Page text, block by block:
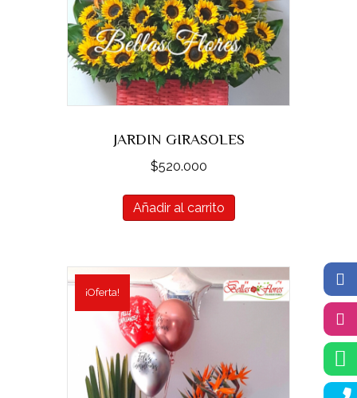
JARDIN GIRASOLES
$520.000
Añadir al carrito
¡Oferta!